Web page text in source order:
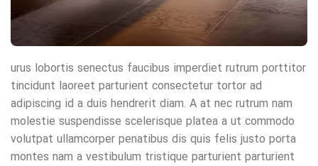
urus lobortis senectus faucibus imperdiet rutrum porttitor
tincidunt laoreet parturient consectetur tortor ad
adipiscing id a duis hendrerit diam. A at nec rutrum nam
molestie suspendisse scelerisque platea a ut commodo
volutpat ullamcorper penatibus dis quis felis justo porta
montes nam a vestibulum tristique parturient parturient